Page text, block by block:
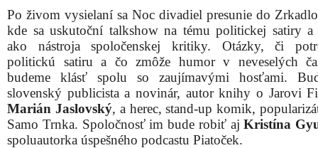
Po živom vysielaní sa Noc divadiel presunie do
kde sa uskutoční talkshow na tému politickej satiry a
ako nástroja spoločenskej kritiky. Otázky, či
politickú satiru a čo zmôže humor v neveselých
budeme klásť spolu so zaujímavými hosťami.
slovenský publicista a novinár, autor knihy o Jarovi
Marián Jaslovský, a herec, stand-up komik,
Samo Trnka. Spoločnosť im bude robiť ajKristína
spoluautorka úspešného podcastu Piatoček.